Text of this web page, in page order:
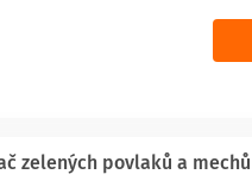
zelených povlaků a